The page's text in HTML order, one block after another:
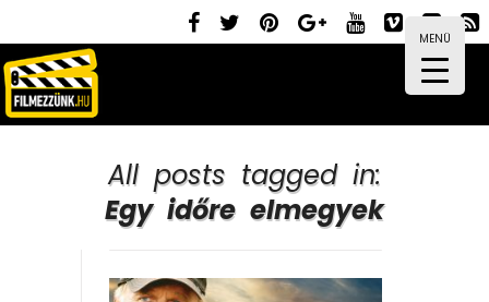
MENÜ
All posts tagged in:
Egy időre elmegyek